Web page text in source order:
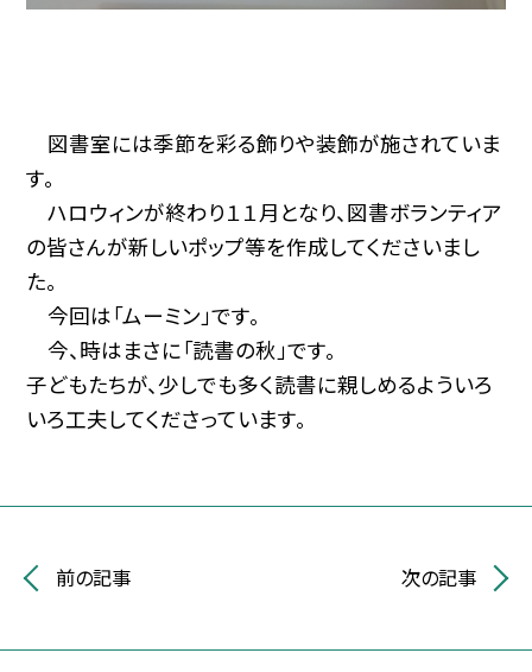
図書室には季節を彩る飾りや装飾が施されていま
す。
ハロウィンが終わり１１月となり、図書ボランティア
の皆さんが新しいポップ等を作成してくださいまし
た。
今回は「ムーミン」です。
今、時はまさに「読書の秋」です。
子どもたちが、少しでも多く読書に親しめるよういろ
いろ工夫してくださっています。
前の記事 次の記事